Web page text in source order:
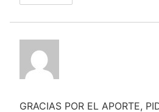
GRACIAS POR EL APORTE,